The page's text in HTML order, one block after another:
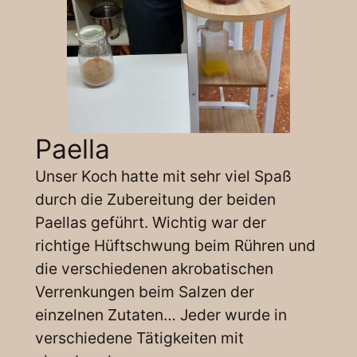
Paella
Unser Koch hatte mit sehr viel Spaß
durch die Zubereitung der beiden
Paellas geführt. Wichtig war der
richtige Hüftschwung beim Rühren und
die verschiedenen akrobatischen
Verrenkungen beim Salzen der
einzelnen Zutaten… Jeder wurde in
verschiedene Tätigkeiten mit